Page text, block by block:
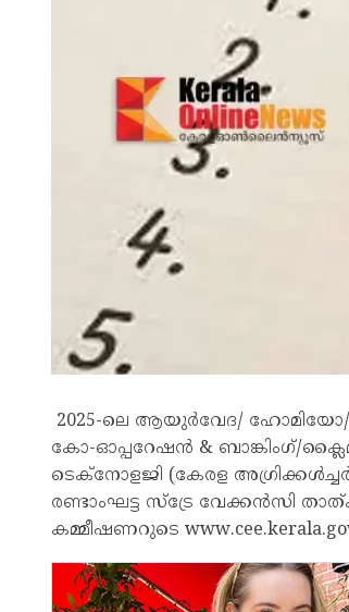
2025-ലെ ആയുർവേദ/ ഹോമിയോ/
കോ-ഓപ്പറേഷൻ & ബാങ്കിംഗ്/
ടെക്നോളജി (കേരള
രണ്ടാംഘട്ട സ്ട്രേ വേക്കൻസി
കമ്മീഷണറുടെ